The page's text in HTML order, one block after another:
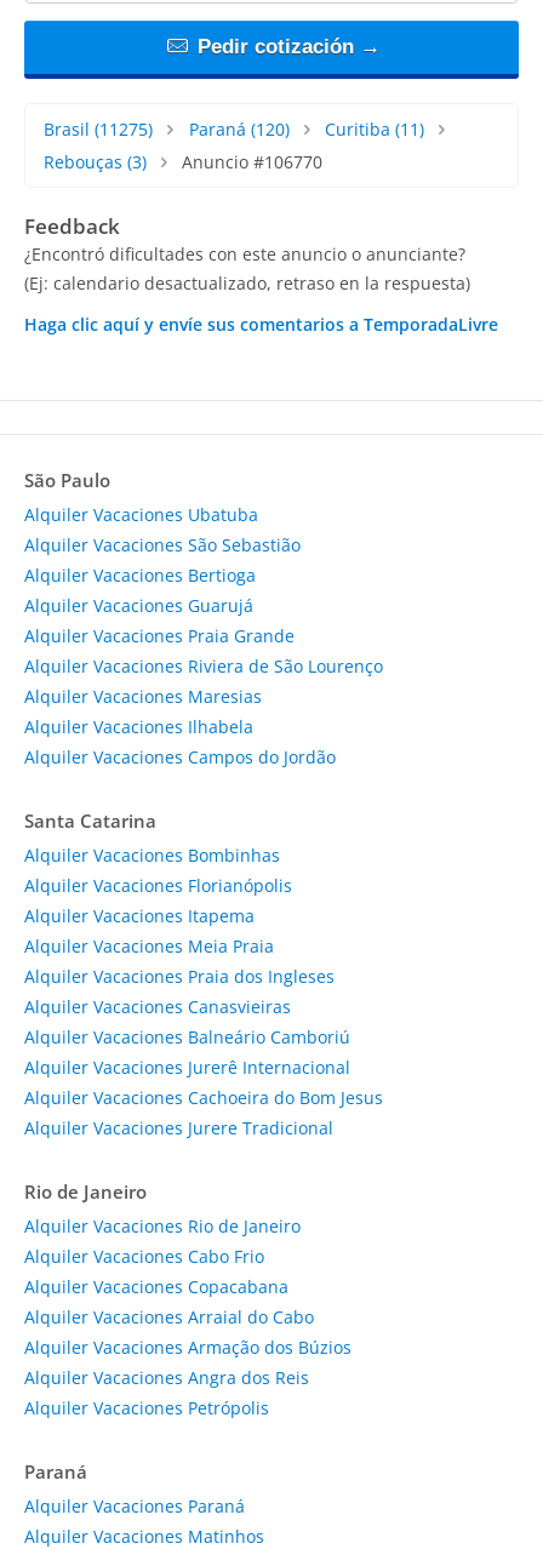
Pedir cotización →
Brasil (11275) Paraná (120) Curitiba (11)
Rebouças (3) Anuncio #106770
Feedback
¿Encontró dificultades con este anuncio o anunciante?
(Ej: calendario desactualizado, retraso en la respuesta)
Haga clic aquí y envíe sus comentarios a TemporadaLivre
São Paulo
Alquiler Vacaciones Ubatuba
Alquiler Vacaciones São Sebastião
Alquiler Vacaciones Bertioga
Alquiler Vacaciones Guarujá
Alquiler Vacaciones Praia Grande
Alquiler Vacaciones Riviera de São Lourenço
Alquiler Vacaciones Maresias
Alquiler Vacaciones Ilhabela
Alquiler Vacaciones Campos do Jordão
Santa Catarina
Alquiler Vacaciones Bombinhas
Alquiler Vacaciones Florianópolis
Alquiler Vacaciones Itapema
Alquiler Vacaciones Meia Praia
Alquiler Vacaciones Praia dos Ingleses
Alquiler Vacaciones Canasvieiras
Alquiler Vacaciones Balneário Camboriú
Alquiler Vacaciones Jurerê Internacional
Alquiler Vacaciones Cachoeira do Bom Jesus
Alquiler Vacaciones Jurere Tradicional
Rio de Janeiro
Alquiler Vacaciones Rio de Janeiro
Alquiler Vacaciones Cabo Frio
Alquiler Vacaciones Copacabana
Alquiler Vacaciones Arraial do Cabo
Alquiler Vacaciones Armação dos Búzios
Alquiler Vacaciones Angra dos Reis
Alquiler Vacaciones Petrópolis
Paraná
Alquiler Vacaciones Paraná
Alquiler Vacaciones Matinhos